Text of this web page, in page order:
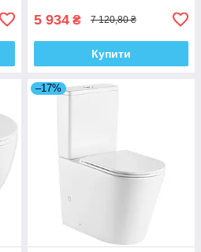
5 934 ₴ 7 120,80 ₴
Купити
–17%